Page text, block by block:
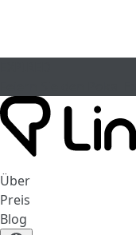
Über
Preis
Blog